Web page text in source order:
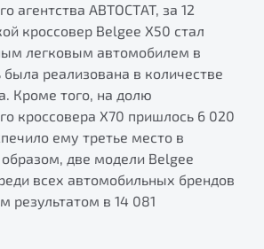
седан
выгодах при покупке
наличии
уверены на дорогах с программой
агентства АВТОСТАТ, за 12
кроссовер Belgee X50 стал
легковым автомобилем в
реализована в количестве
Кроме того, на долю
кроссовера X70 пришлось 6 020
ему третье место в
две модели Belgee
всех автомобильных брендов
результатом в 14 081